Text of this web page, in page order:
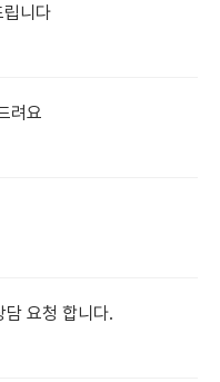
립니다
려요
요청 합니다.